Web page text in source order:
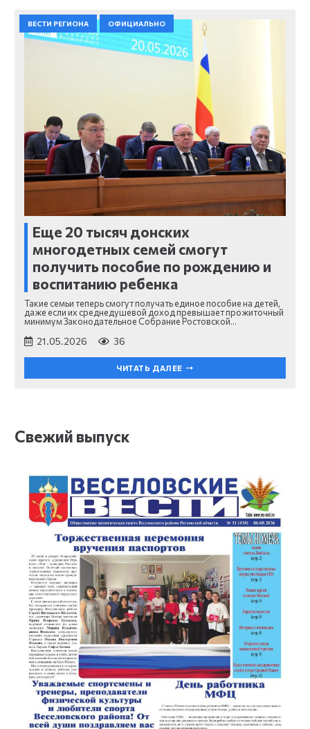
ВЕСТИ РЕГИОНА ОФИЦИАЛЬНО
Еще 20 тысяч донских
многодетных семей смогут
получить пособие по рождению и
воспитанию ребенка
Такие семьи теперь смогут получать единое пособие на детей,
даже если их среднедушевой доход превышает прожиточный
минимум Законодательное Собрание Ростовской…
21.05.2026 36
ЧИТАТЬ ДАЛЕЕ
Свежий выпуск